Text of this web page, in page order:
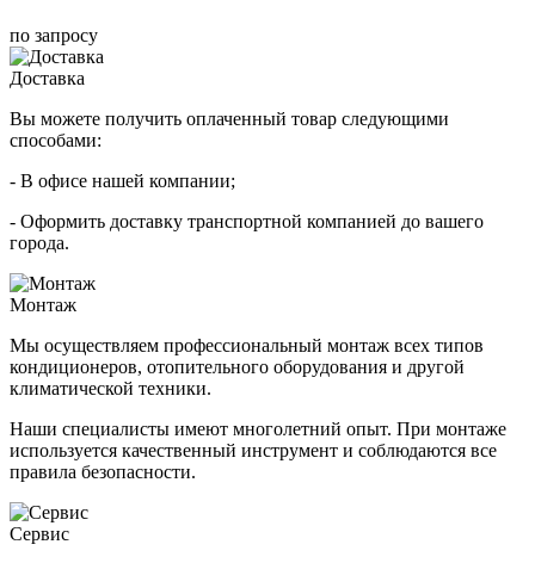
по запросу
Доставка
Вы можете получить оплаченный товар следующими
способами:
- В офисе нашей компании;
- Оформить доставку транспортной компанией до вашего
города.
Монтаж
Мы осуществляем профессиональный монтаж всех типов
кондиционеров, отопительного оборудования и другой
климатической техники.
Наши специалисты имеют многолетний опыт. При монтаже
используется качественный инструмент и соблюдаются все
правила безопасности.
Сервис